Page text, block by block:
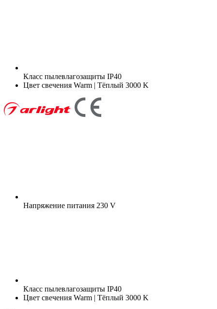
Класс пылевлагозащиты IP40
Цвет свечения Warm | Тёплый 3000 K
Напряжение питания 230 V
Класс пылевлагозащиты IP40
Цвет свечения Warm | Тёплый 3000 K